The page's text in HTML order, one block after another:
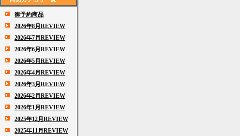
御予約商品
2026年8月REVIEW
2026年7月REVIEW
2026年6月REVIEW
2026年5月REVIEW
2026年4月REVIEW
2026年3月REVIEW
2026年2月REVIEW
2026年1月REVIEW
2025年12月REVIEW
2025年11月REVIEW